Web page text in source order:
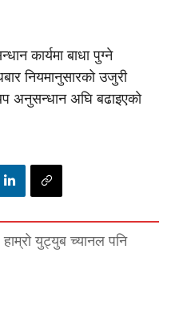
कार्यमा बाधा पुग्ने
नियमानुसारको उजुरी
अनुसन्धान अघि बढाइएकाे
युट्युब च्यानल पनि